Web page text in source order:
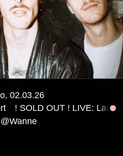
02.03.26
! LIVE: Laurenz Nikolaus -
@Wanne